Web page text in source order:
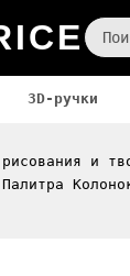
3D-ручки
и